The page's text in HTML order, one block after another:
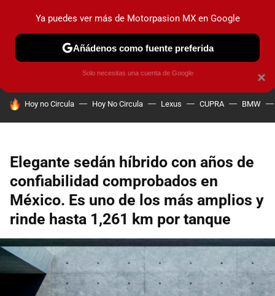
PRUEBAS INDUSTRIA HOY NO CIRCULA
HOY SE HABLA DE
Hoy no Circula Hoy No Circula Lexus CUPRA BMW
Elegante sedán híbrido con años de
confiabilidad comprobados en
México. Es uno de los más amplios y
rinde hasta 1,261 km por tanque
×
Ya puedes ver más de Motorpasion MX en Google
Añádenos como fuente preferida
Solo necesitas una cuenta de Google